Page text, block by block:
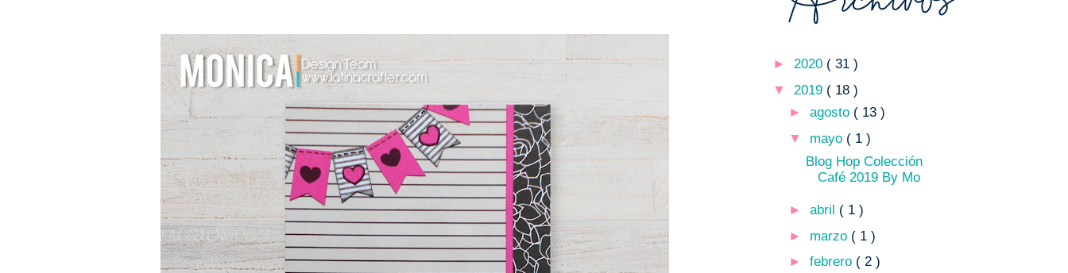
► 2020 ( 31 )
▼ 2019 ( 18 )
►agosto ( 13 )
▼ mayo ( 1 )
Blog Hop Colección
Café 2019 By Mo
►abril ( 1 )
► marzo ( 1 )
►febrero ( 2 )